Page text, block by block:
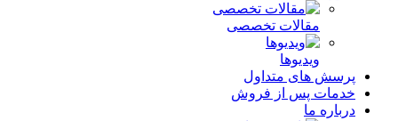
مقالات تخصصی
ویدیوها
پرسش های متداول
خدمات پس از فروش
درباره ما